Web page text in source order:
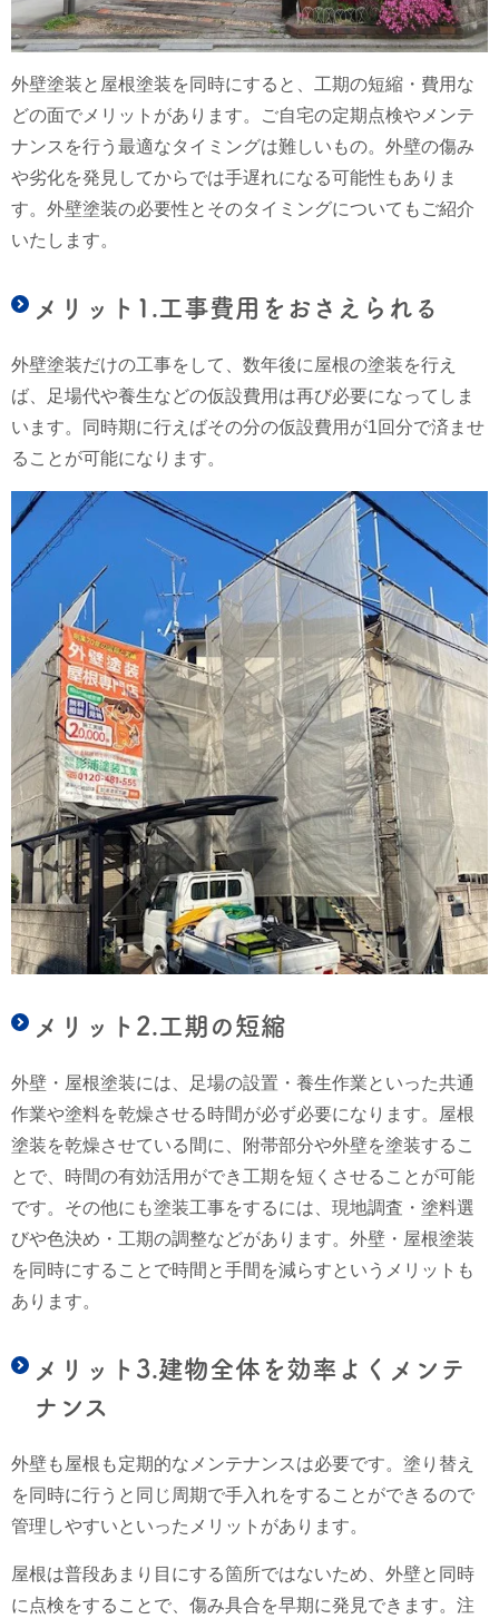
外壁塗装と屋根塗装を同時にすると、工期の短縮・費用な
どの面でメリットがあります。ご自宅の定期点検やメンテ
ナンスを行う最適なタイミングは難しいもの。外壁の傷み
や劣化を発見してからでは手遅れになる可能性もありま
す。外壁塗装の必要性とそのタイミングについてもご紹介
いたします。
メリット1.工事費用をおさえられる
外壁塗装だけの工事をして、数年後に屋根の塗装を行え
ば、足場代や養生などの仮設費用は再び必要になってしま
います。同時期に行えばその分の仮設費用が1回分で済ませ
ることが可能になります。
メリット2.工期の短縮
外壁・屋根塗装には、足場の設置・養生作業といった共通
作業や塗料を乾燥させる時間が必ず必要になります。屋根
塗装を乾燥させている間に、附帯部分や外壁を塗装するこ
とで、時間の有効活用ができ工期を短くさせることが可能
です。その他にも塗装工事をするには、現地調査・塗料選
びや色決め・工期の調整などがあります。外壁・屋根塗装
を同時にすることで時間と手間を減らすというメリットも
あります。
メリット3.建物全体を効率よくメンテ
ナンス
外壁も屋根も定期的なメンテナンスは必要です。塗り替え
を同時に行うと同じ周期で手入れをすることができるので
管理しやすいといったメリットがあります。
屋根は普段あまり目にする箇所ではないため、外壁と同時
に点検をすることで、傷み具合を早期に発見できます。注